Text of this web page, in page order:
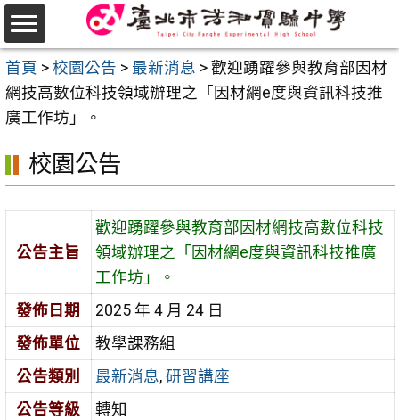
跳
至
主
要
內
首頁 > 校園公告 > 最新消息 > 歡迎踴躍參與教育部因材
網技高數位科技領域辦理之「因材網e度與資訊科技推
廣工作坊」。
校園公告
公告主旨
歡迎踴躍參與教育部因材網技高數位科技
領域辦理之「因材網e度與資訊科技推廣
工作坊」。
發佈日期
2025 年 4 月 24 日
發佈單位
教學課務組
公告類別
最新消息, 研習講座
公告等級
轉知
選
單